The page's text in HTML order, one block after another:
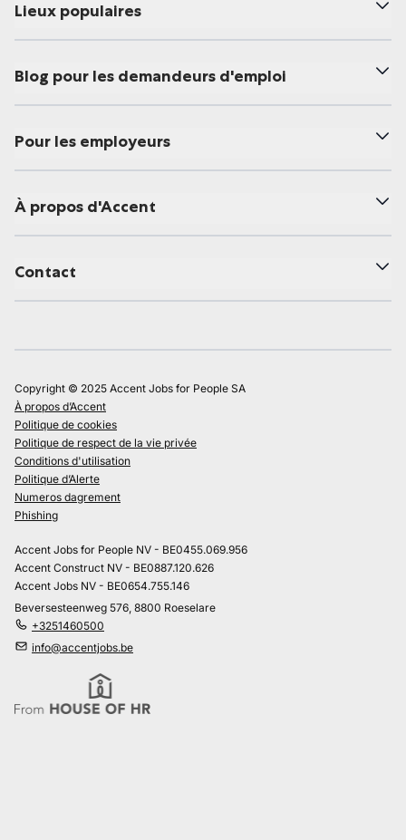
Lieux populaires
Blog pour les demandeurs d'emploi
Pour les employeurs
À propos d'Accent
Contact
Copyright © 2025 Accent Jobs for People SA
À propos d’Accent
Politique de cookies
Politique de respect de la vie privée
Conditions d'utilisation
Politique d’Alerte
Numeros dagrement
Phishing
Accent Jobs for People NV - BE0455.069.956
Accent Construct NV - BE0887.120.626
Accent Jobs NV - BE0654.755.146
Beversesteenweg 576, 8800 Roeselare
+3251460500
info@accentjobs.be